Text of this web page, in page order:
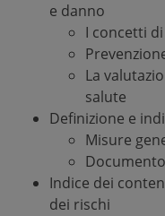
e danno
I concetti
La
salute
Definizione e
Misure
Indice dei
dei rischi